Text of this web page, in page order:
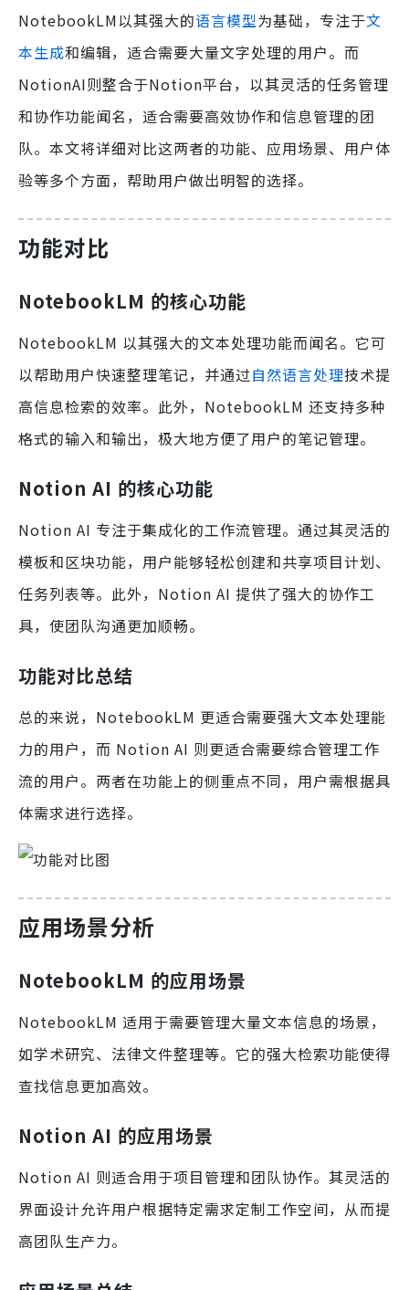
NotebookLM以其强大的语言模型为基础，专注于文
本生成和编辑，适合需要大量文字处理的用户。而
NotionAI则整合于Notion平台，以其灵活的任务管理
和协作功能闻名，适合需要高效协作和信息管理的团
队。本文将详细对比这两者的功能、应用场景、用户体
验等多个方面，帮助用户做出明智的选择。
功能对比
NotebookLM 的核心功能
NotebookLM 以其强大的文本处理功能而闻名。它可
以帮助用户快速整理笔记，并通过自然语言处理技术提
高信息检索的效率。此外，NotebookLM 还支持多种
格式的输入和输出，极大地方便了用户的笔记管理。
Notion AI 的核心功能
Notion AI 专注于集成化的工作流管理。通过其灵活的
模板和区块功能，用户能够轻松创建和共享项目计划、
任务列表等。此外，Notion AI 提供了强大的协作工
具，使团队沟通更加顺畅。
功能对比总结
总的来说，NotebookLM 更适合需要强大文本处理能
力的用户，而 Notion AI 则更适合需要综合管理工作
流的用户。两者在功能上的侧重点不同，用户需根据具
体需求进行选择。
应用场景分析
NotebookLM 的应用场景
NotebookLM 适用于需要管理大量文本信息的场景，
如学术研究、法律文件整理等。它的强大检索功能使得
查找信息更加高效。
Notion AI 的应用场景
Notion AI 则适合用于项目管理和团队协作。其灵活的
界面设计允许用户根据特定需求定制工作空间，从而提
高团队生产力。